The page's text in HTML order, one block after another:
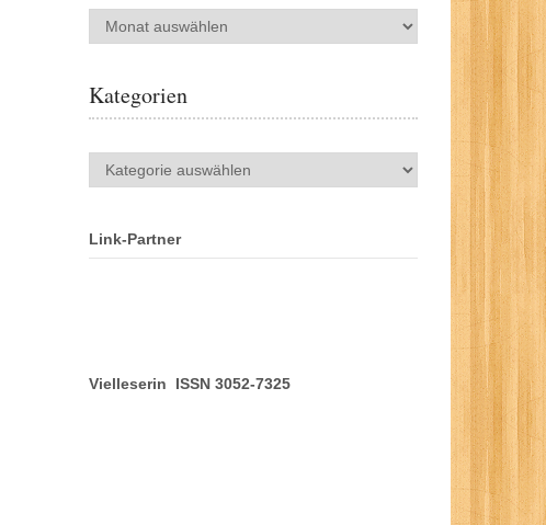
Archiv
Kategorien
Kategorien
Link-Partner
Vielleserin ISSN 3052-7325